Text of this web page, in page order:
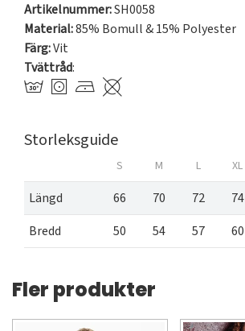
Artikelnummer:SH0058
Material:85% Bomull & 15% Polyester
Färg:Vit
Tvättråd:
Storleksguide
S M L XL
Längd 66 70 72 74
Bredd
50 54 57 60
Fler produkter